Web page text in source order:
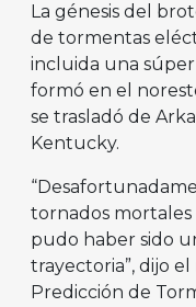
La génesis del
de tormentas
incluida una
formó en el
se trasladó de
Kentucky.
tornados mortales
pudo haber sido
trayectoria”, dijo
Predicción de